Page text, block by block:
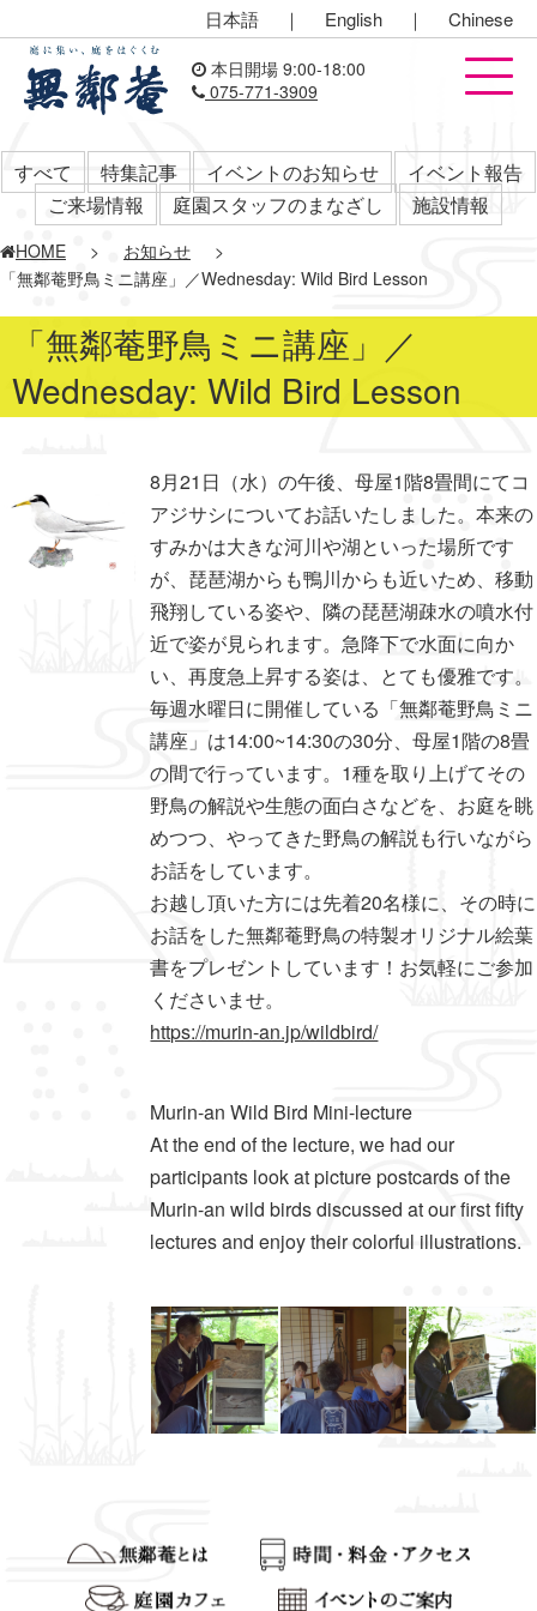
日本語 ｜ English ｜ Chinese
本日開場 9:00-18:00
075-771-3909
すべて 特集記事 イベントのお知らせ
イベント報告
ご来場情報
庭園スタッフのまなざし 施設情報
HOME > お知らせ
>
「無鄰菴野鳥ミニ講座」／Wednesday: Wild Bird Lesson
「無鄰菴野鳥ミニ講座」／
Wednesday: Wild Bird Lesson
8月21日（水）の午後、母屋1階8畳間にてコ
アジサシについてお話いたしました。本来の
すみかは大きな河川や湖といった場所です
が、琵琶湖からも鴨川からも近いため、移動
飛翔している姿や、隣の琵琶湖疎水の噴水付
近で姿が見られます。急降下で水面に向か
い、再度急上昇する姿は、とても優雅です。
毎週水曜日に開催している「無鄰菴野鳥ミニ
講座」は14:00~14:30の30分、母屋1階の8畳
の間で行っています。1種を取り上げてその
野鳥の解説や生態の面白さなどを、お庭を眺
めつつ、やってきた野鳥の解説も行いながら
お話をしています。
お越し頂いた方には先着20名様に、その時に
お話をした無鄰菴野鳥の特製オリジナル絵葉
書をプレゼントしています！お気軽にご参加
くださいませ。
https://murin-an.jp/wildbird/
Murin-an Wild Bird Mini-lecture
At the end of the lecture, we had our
participants look at picture postcards of the
Murin-an wild birds discussed at our first fifty
lectures and enjoy their colorful illustrations.